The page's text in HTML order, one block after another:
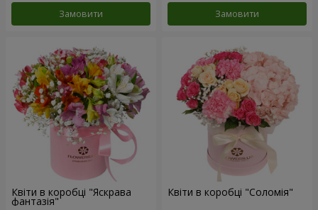
Замовити Замовити
Квіти в коробці "Яскрава
фантазія"
Квіти в коробці "Соломія"